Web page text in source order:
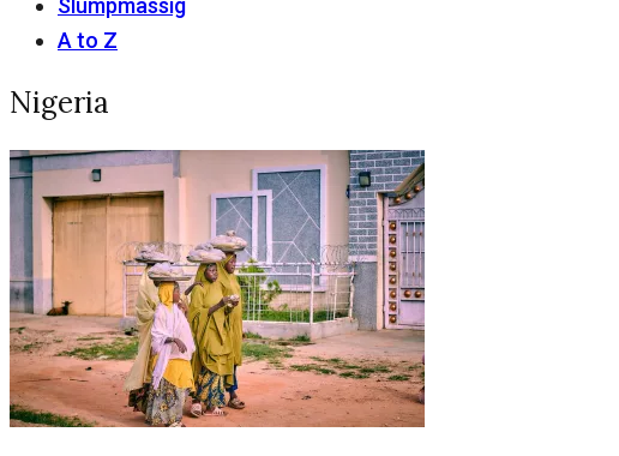
Slumpmässig
A to Z
Nigeria